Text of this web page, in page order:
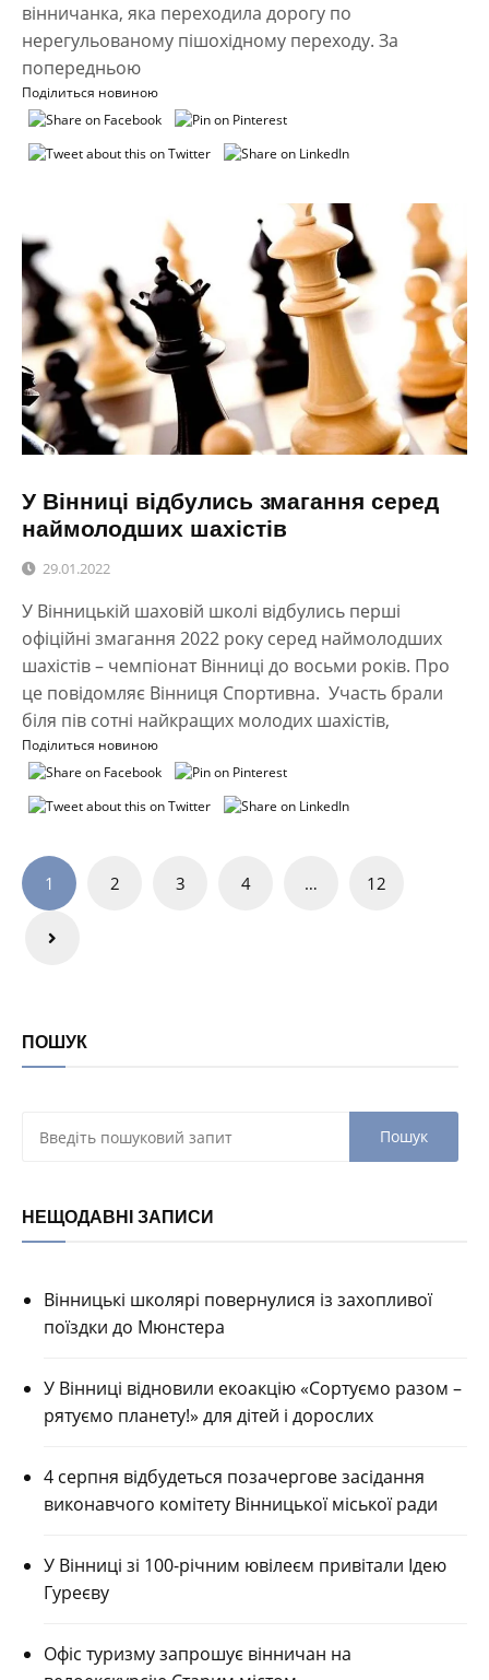
ПОШУК
НЕЩОДАВНІ ЗАПИСИ
Вінницькі школярі повернулися із захопливої
поїздки до Мюнстера
У Вінниці відновили екоакцію «Сортуємо разом –
рятуємо планету!» для дітей і дорослих
4 серпня відбудеться позачергове засідання
виконавчого комітету Вінницької міської ради
У Вінниці зі 100-річним ювілеєм привітали Ідею
Гуреєву
Офіс туризму запрошує вінничан на
вінничанка, яка переходила дорогу по
нерегульованому пішохідному переходу. За
попередньою
Поділиться новиною
У Вінниці відбулись змагання серед
наймолодших шахістів
29.01.2022
У Вінницькій шаховій школі відбулись перші
офіційні змагання 2022 року серед наймолодших
шахістів – чемпіонат Вінниці до восьми років. Про
це повідомляє Вінниця Спортивна. Участь брали
біля пів сотні найкращих молодих шахістів,
Поділиться новиною
Навігація
записів
1 2 3 4 … 12